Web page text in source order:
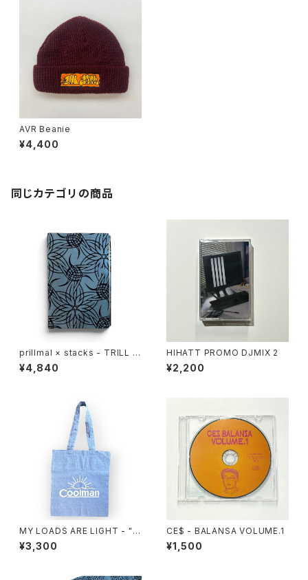
AVR Beanie
¥4,400
同じカテゴリの商品
prillmal × stacks - TRILL E
DO.OG BOOKCOVER
¥4,840
HIHATT PROMO DJMIX 2
¥2,200
MY LOADS ARE LIGHT - "C
oolman" Eco Tote Bag
¥3,300
CE$ - BALANSA VOLUME.1
¥1,500